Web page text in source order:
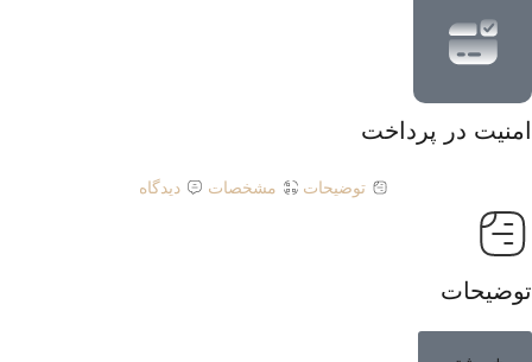
امنیت در پرداخت
توضیحات مشخصات دیدگاه
توضیحات